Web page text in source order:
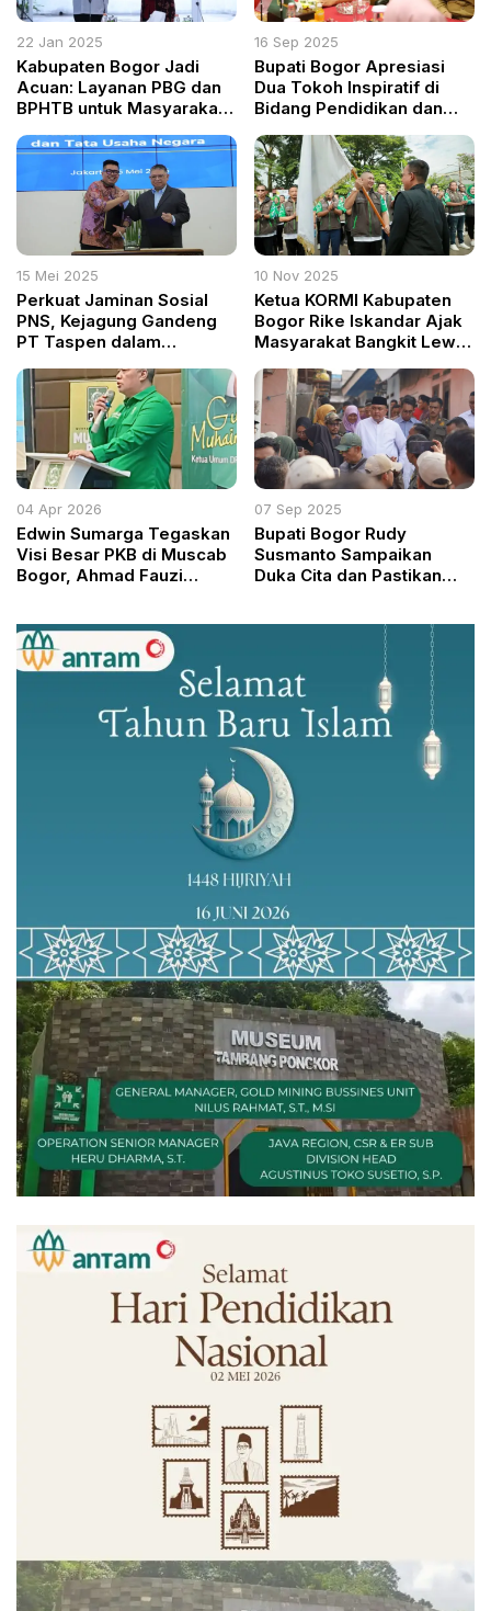
22 Jan 2025
Kabupaten Bogor Jadi
Acuan: Layanan PBG dan
BPHTB untuk Masyarakat
Disorot Kota Jambi
16 Sep 2025
Bupati Bogor Apresiasi
Dua Tokoh Inspiratif di
Bidang Pendidikan dan
15 Mei 2025
Perkuat Jaminan Sosial
PNS, Kejagung Gandeng
PT Taspen dalam
10 Nov 2025
Ketua KORMI Kabupaten
Bogor Rike Iskandar Ajak
Masyarakat Bangkit Lewat
Pahlawan
04 Apr 2026
Edwin Sumarga Tegaskan
Visi Besar PKB di Muscab
Bogor, Ahmad Fauzi
07 Sep 2025
Bupati Bogor Rudy
Susmanto Sampaikan
Duka Cita dan Pastikan
Asobiyah Ditanggung